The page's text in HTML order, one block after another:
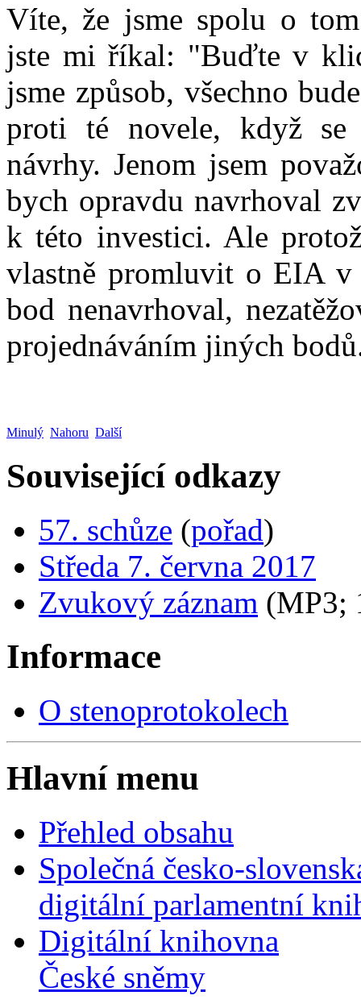
Víte, že jsme spolu o
jste mi říkal: "Buďte v
jsme způsob, všechno
proti té novele, když se
návrhy. Jenom jsem
bych opravdu navrhoval
k této investici. Ale
vlastně promluvit o EIA
bod nenavrhoval,
projednáváním jiných
Minulý Nahoru Další
Související odkazy
57. schůze (pořad)
Středa 7. června 2017
Zvukový záznam (MP3;
Informace
O stenoprotokolech
Hlavní menu
Přehled obsahu
Společná česko-
digitální parlamentní
Digitální knihovna
České sněmy